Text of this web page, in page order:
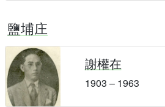
鹽埔庄
謝權在
1903 – 1963